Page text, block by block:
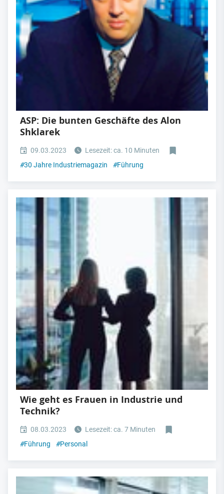
ASP: Die bunten Geschäfte des Alon
Shklarek
09.03.2023
Lesezeit: ca. 10 Minuten
#30 Jahre Industriemagazin #Führung
Wie geht es Frauen in Industrie und
Technik?
08.03.2023
Lesezeit: ca. 7 Minuten
#Führung #Personal